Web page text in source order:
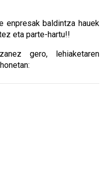
enpresak baldintza hauek
eta parte-hartu!!
gero, lehiaketaren